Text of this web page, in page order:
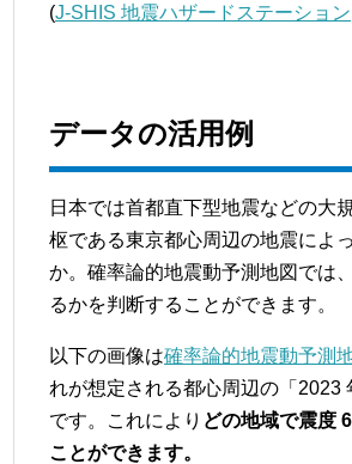
(J-SHIS 地震ハザードステーション
データの活用例
日本では首都直下型地震などの大
枢である東京都心周辺の地震によ
か。確率論的地震動予測地図では
るかを判断することができます。
以下の画像は確率論的地震動予測
れが想定される都心周辺の「2023
です。これにより どの地域で震度
ことができます。